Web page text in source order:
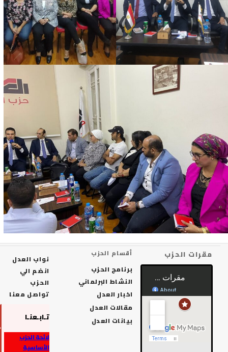
الحزب أقسام الحزب
برنامج الحزب
النشاط البرلماني
اخبار العدل
مقالات العدل
بيانات العدل
نواب العدل
انضم الي
تواصل معنا
تـابـعنـا
لائحة الحزب
الأساسية